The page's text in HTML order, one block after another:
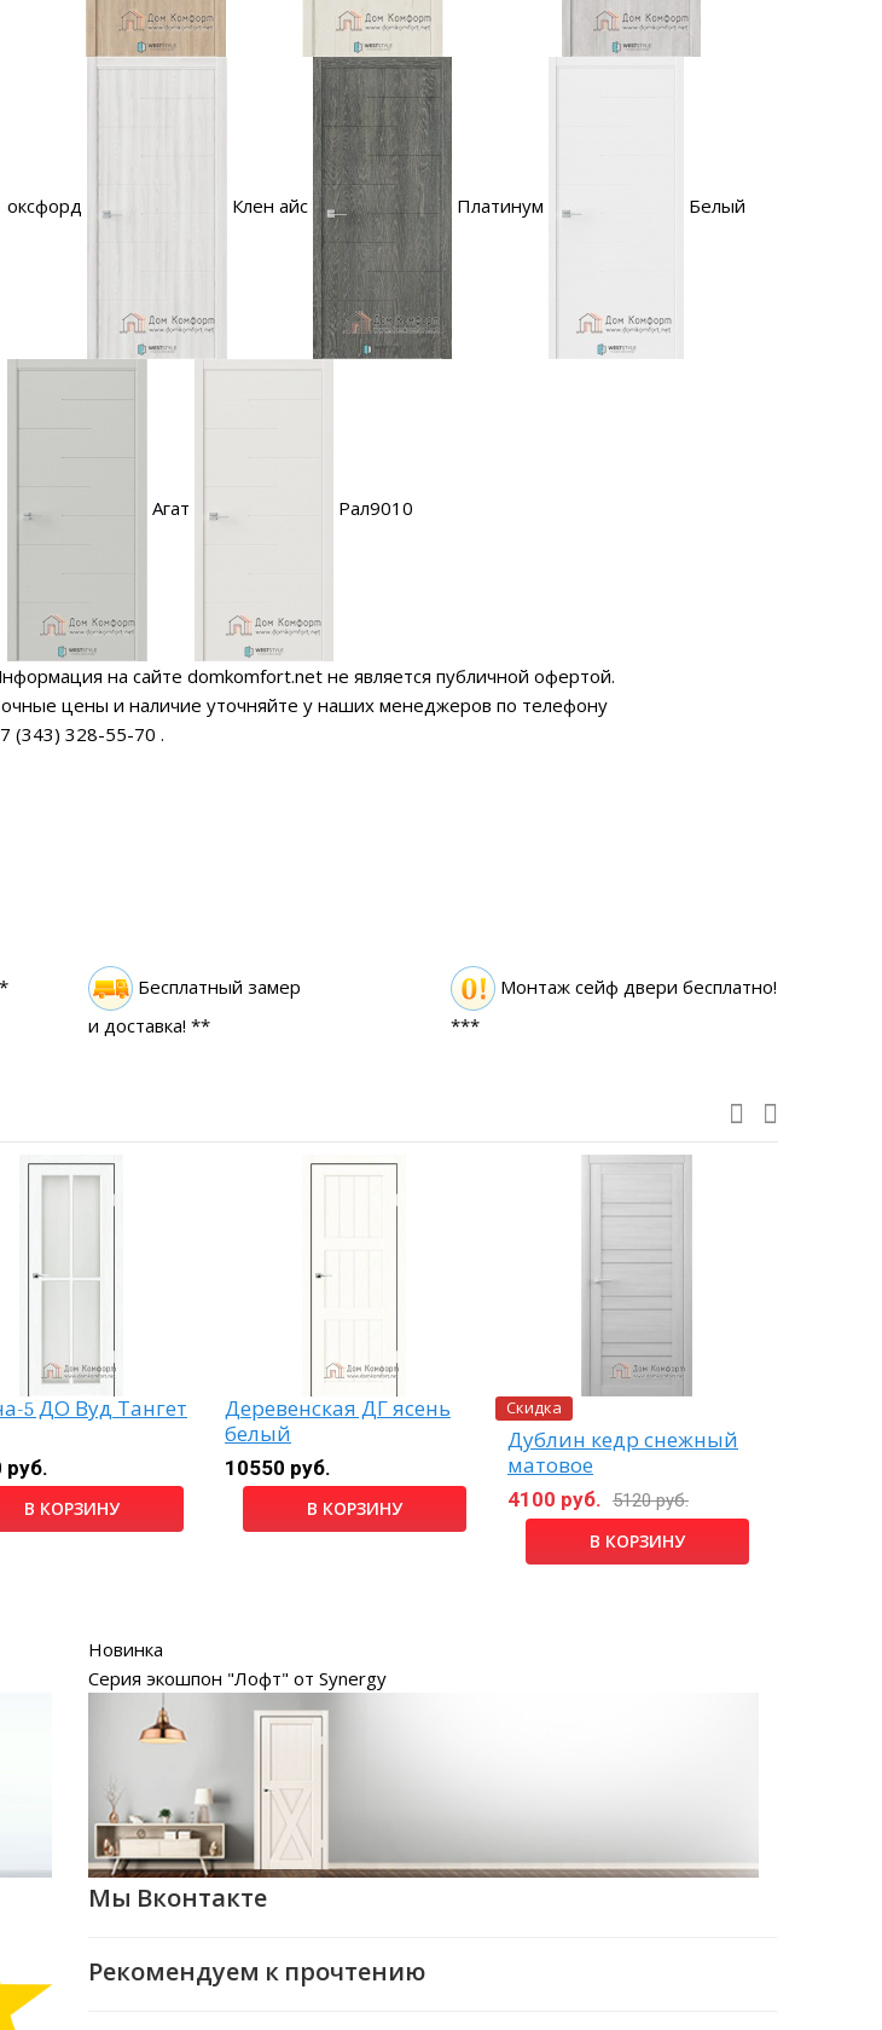
оксфорд Клен айс Платинум Белый
Агат Рал9010
на сайте domkomfort.net не является публичной офертой.
цены и наличие уточняйте у наших менеджеров по телефону
(343) 328-55-70 .
Бесплатный замер
и доставка! **
Монтаж сейф двери бесплатно!
***
5 ДО Вуд Тангет
руб.
В КОРЗИНУ
Деревенская ДГ ясень
белый
10550 руб.
В КОРЗИНУ
Скидка
Дублин кедр снежный
матовое
4100 руб. 5120 руб.
В КОРЗИНУ
Новинка
Серия экошпон "Лофт" от Synergy
Мы Вконтакте
Рекомендуем к прочтению